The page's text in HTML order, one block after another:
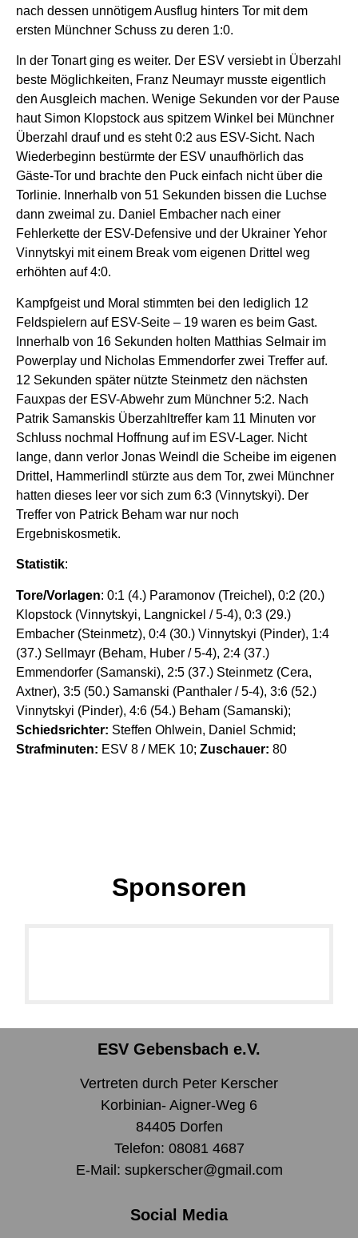
nach dessen unnötigem Ausflug hinters Tor mit dem
ersten Münchner Schuss zu deren 1:0.
In der Tonart ging es weiter. Der ESV versiebt in Überzahl
beste Möglichkeiten, Franz Neumayr musste eigentlich
den Ausgleich machen. Wenige Sekunden vor der Pause
haut Simon Klopstock aus spitzem Winkel bei Münchner
Überzahl drauf und es steht 0:2 aus ESV-Sicht. Nach
Wiederbeginn bestürmte der ESV unaufhörlich das
Gäste-Tor und brachte den Puck einfach nicht über die
Torlinie. Innerhalb von 51 Sekunden bissen die Luchse
dann zweimal zu. Daniel Embacher nach einer
Fehlerkette der ESV-Defensive und der Ukrainer Yehor
Vinnytskyi mit einem Break vom eigenen Drittel weg
erhöhten auf 4:0.
Kampfgeist und Moral stimmten bei den lediglich 12
Feldspielern auf ESV-Seite – 19 waren es beim Gast.
Innerhalb von 16 Sekunden holten Matthias Selmair im
Powerplay und Nicholas Emmendorfer zwei Treffer auf.
12 Sekunden später nützte Steinmetz den nächsten
Fauxpas der ESV-Abwehr zum Münchner 5:2. Nach
Patrik Samanskis Überzahltreffer kam 11 Minuten vor
Schluss nochmal Hoffnung auf im ESV-Lager. Nicht
lange, dann verlor Jonas Weindl die Scheibe im eigenen
Drittel, Hammerlindl stürzte aus dem Tor, zwei Münchner
hatten dieses leer vor sich zum 6:3 (Vinnytskyi). Der
Treffer von Patrick Beham war nur noch
Ergebniskosmetik.
Statistik:
Tore/Vorlagen: 0:1 (4.) Paramonov (Treichel), 0:2 (20.)
Klopstock (Vinnytskyi, Langnickel / 5-4), 0:3 (29.)
Embacher (Steinmetz), 0:4 (30.) Vinnytskyi (Pinder), 1:4
(37.) Sellmayr (Beham, Huber / 5-4), 2:4 (37.)
Emmendorfer (Samanski), 2:5 (37.) Steinmetz (Cera,
Axtner), 3:5 (50.) Samanski (Panthaler / 5-4), 3:6 (52.)
Vinnytskyi (Pinder), 4:6 (54.) Beham (Samanski);
Schiedsrichter: Steffen Ohlwein, Daniel Schmid;
Strafminuten: ESV 8 / MEK 10; Zuschauer: 80
Sponsoren
ESV Gebensbach e.V.
Vertreten durch Peter Kerscher
Korbinian- Aigner-Weg 6
84405 Dorfen
Telefon: 08081 4687
E-Mail: supkerscher@gmail.com
Social Media